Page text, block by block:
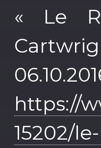
« Le
https://
15202/